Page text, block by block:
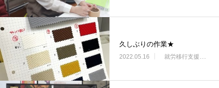
久しぶりの作業★
2022.05.16 就労移行支援・ニコサービス城東センター